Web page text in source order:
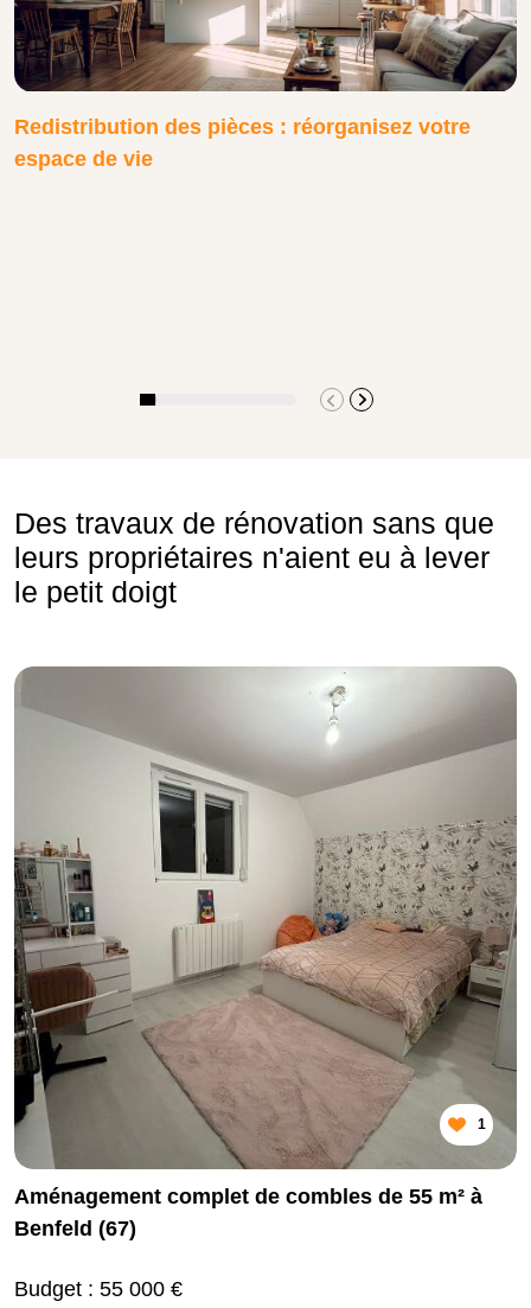
Redistribution des pièces : réorganisez votre
espace de vie
Des travaux de rénovation sans que
leurs propriétaires n'aient eu à lever
le petit doigt
1
Aménagement complet de combles de 55 m² à
Benfeld (67)
Budget : 55 000 €